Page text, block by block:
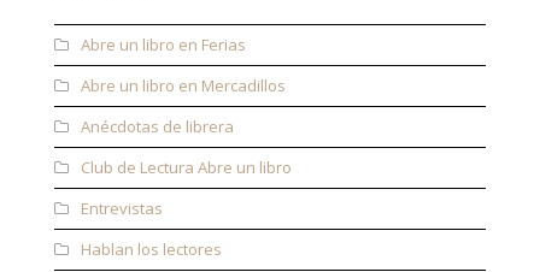
Abre un libro en Ferias
Abre un libro en Mercadillos
Anécdotas de librera
Club de Lectura Abre un libro
Entrevistas
Hablan los lectores